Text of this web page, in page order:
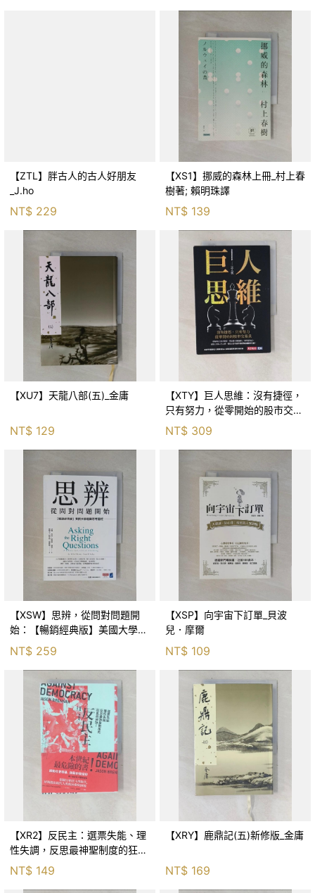
【ZTL】胖古人的古人好朋友
_J.ho
NT$ 229
【XS1】挪威的森林上冊_村上春
樹著; 賴明珠譯
NT$ 139
【XU7】天龍八部(五)_金庸
NT$ 129
【XTY】巨人思維：沒有捷徑，
只有努力，從零開始的股市交易
員_巨人傑
NT$ 309
【XSW】思辨，從問對問題開
始：【暢銷經典版】美國大學邏
輯思考聖經_尼爾．布朗, 史都
華．基里, 羅耀宗, 蔡宏明, 黃賓
NT$ 259
【XSP】向宇宙下訂單_貝波
兒．摩爾
NT$ 109
【XR2】反民主：選票失能、理
性失調，反思最神聖制度的狂亂
NT$ 149
【XRY】鹿鼎記(五)新修版_金庸
NT$ 169